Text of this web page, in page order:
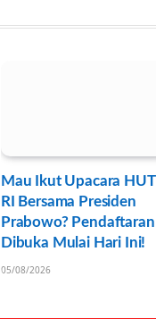
Mau Ikut Upacara HUT
RI Bersama Presiden
Prabowo? Pendaftaran
Dibuka Mulai Hari Ini!
05/08/2026